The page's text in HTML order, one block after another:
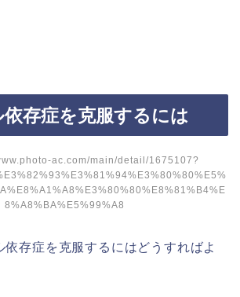
存症を克服するには
ac.com/main/detail/1675107?
8%A8%BA%E5%99%A8
依存症を克服するにはどうすればよ